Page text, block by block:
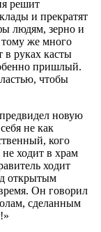
решит
и прекратят
людям, зерно и
же много
в руках касты
пришлый.
чтобы
новую
не как
кого
ходит в храм
ходит
открытым
Он говорил
сделанным